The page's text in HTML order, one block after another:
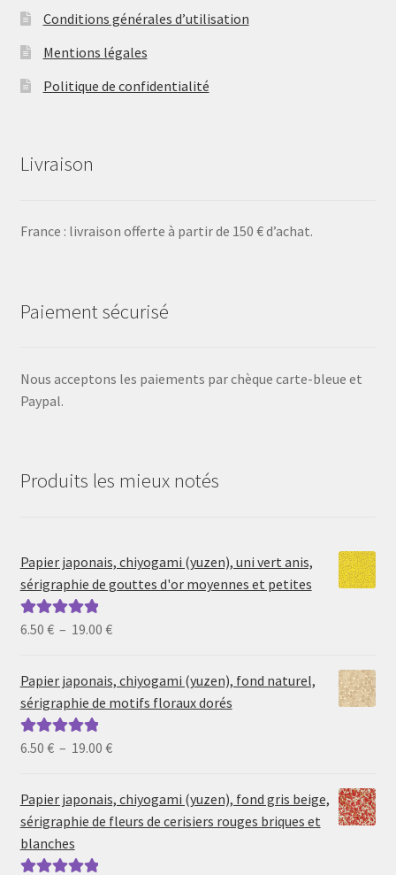
Conditions générales d’utilisation
Mentions légales
Politique de confidentialité
Livraison
France : livraison offerte à partir de 150 € d’achat.
Paiement sécurisé
Nous acceptons les paiements par chèque carte-bleue et
Paypal.
Produits les mieux notés
Papier japonais, chiyogami (yuzen), uni vert anis,
sérigraphie de gouttes d'or moyennes et petites
Note5.00sur
6.50 € – 19.00 €Plage
prix :
6.50 €
19.00 €
Papier japonais, chiyogami (yuzen), fond naturel,
sérigraphie de motifs floraux dorés
Note5.00sur
6.50 € – 19.00 €Plage
prix :
6.50 €
Papier japonais, chiyogami (yuzen), fond gris beige,
sérigraphie de fleurs de cerisiers rouges briques et
blanches